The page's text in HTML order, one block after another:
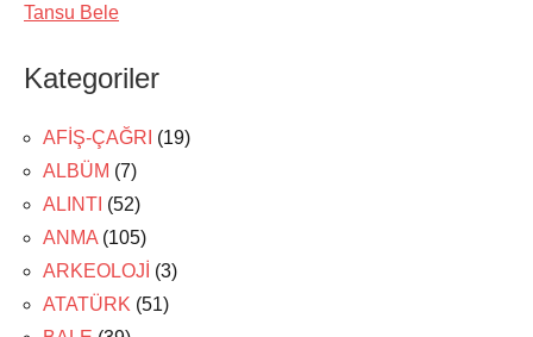
Tansu Bele
Kategoriler
AFİŞ-ÇAĞRI (19)
ALBÜM (7)
ALINTI (52)
ANMA (105)
ARKEOLOJİ (3)
ATATÜRK (51)